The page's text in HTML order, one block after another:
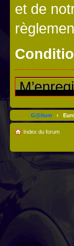
et de
G@lium ‹
Index du forum